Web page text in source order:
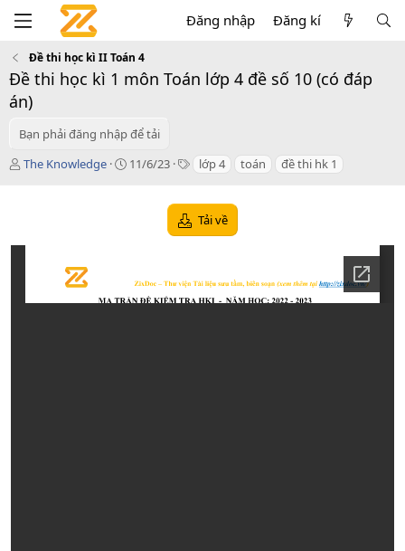
Đăng nhập Đăng kí
Đề thi học kì II Toán 4
Đề thi học kì 1 môn Toán lớp 4 đề số 10 (có đáp
án)
Bạn phải đăng nhập để tải
T
ả
The Knowledge
C11/6/23
T lớp 4 toán đề thi hk 1
Tải về